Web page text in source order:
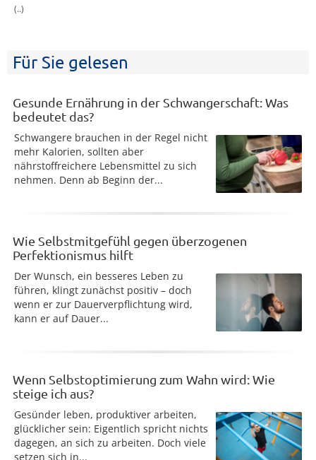
(..)
Für Sie gelesen
Gesunde Ernährung in der Schwangerschaft: Was
bedeutet das?
Schwangere brauchen in der Regel nicht
mehr Kalorien, sollten aber
nährstoffreichere Lebensmittel zu sich
nehmen. Denn ab Beginn der...
Wie Selbstmitgefühl gegen überzogenen
Perfektionismus hilft
Der Wunsch, ein besseres Leben zu
führen, klingt zunächst positiv – doch
wenn er zur Dauerverpflichtung wird,
kann er auf Dauer...
Wenn Selbstoptimierung zum Wahn wird: Wie
steige ich aus?
Gesünder leben, produktiver arbeiten,
glücklicher sein: Eigentlich spricht nichts
dagegen, an sich zu arbeiten. Doch viele
setzen sich in...